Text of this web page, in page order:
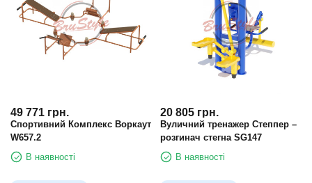
49 771 грн.
Спортивний Комплекс Воркаут
W657.2
В наявності
20 805 грн.
Вуличний тренажер Степпер –
розгинач стегна SG147
В наявності